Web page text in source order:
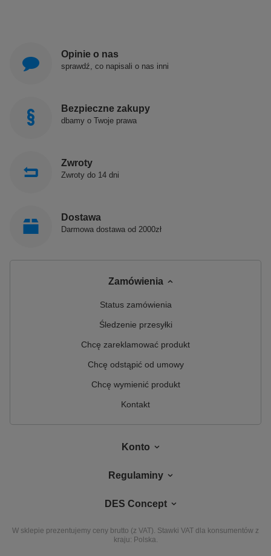
Opinie o nas
sprawdź, co napisali o nas inni
Bezpieczne zakupy
dbamy o Twoje prawa
Zwroty
Zwroty do 14 dni
Dostawa
Darmowa dostawa od 2000zł
Zamówienia
Status zamówienia
Śledzenie przesyłki
Chcę zareklamować produkt
Chcę odstąpić od umowy
Chcę wymienić produkt
Kontakt
Konto
Regulaminy
DES Concept
W sklepie prezentujemy ceny brutto (z VAT). Stawki VAT dla konsumentów z
kraju: Polska.